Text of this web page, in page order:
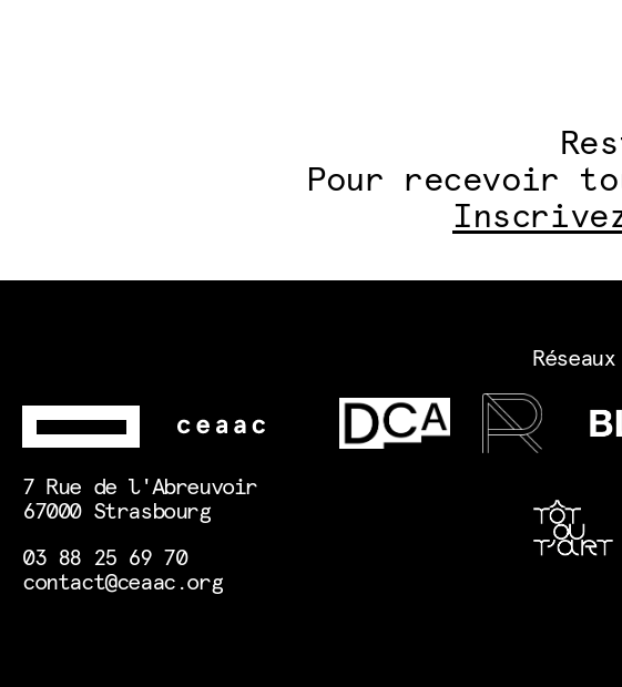
Pour recevoir
7 Rue de l'Abreuvoir
67000 Strasbourg
03 88 25 69 70
contact@ceaac.org
Réseaux